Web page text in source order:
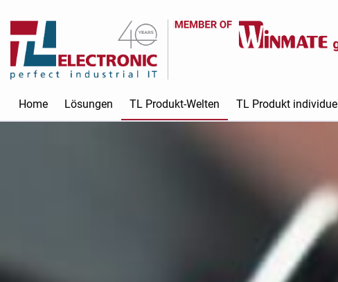
Home Lösungen TL Produkt-Welten TL Produkt individuell